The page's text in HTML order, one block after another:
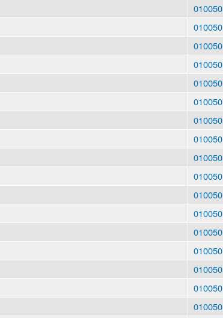
010050
010050
010050
010050
010050
010050
010050
010050
010050
010050
010050
010050
010050
010050
010050
010050
010050